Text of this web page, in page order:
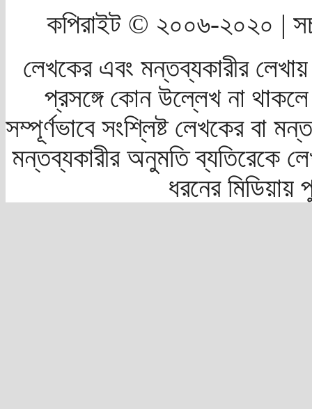
কপিরাইট © ২০০৬-২০২০ |
লেখকের এবং মন্তব্যকারীর
প্রসঙ্গে কোন উল্লেখ না
সম্পূর্ণভাবে সংশ্লিষ্ট লেখকের বা
মন্তব্যকারীর অনুমতি ব্যতিরেকে
ধরনের মিডিয়ায়